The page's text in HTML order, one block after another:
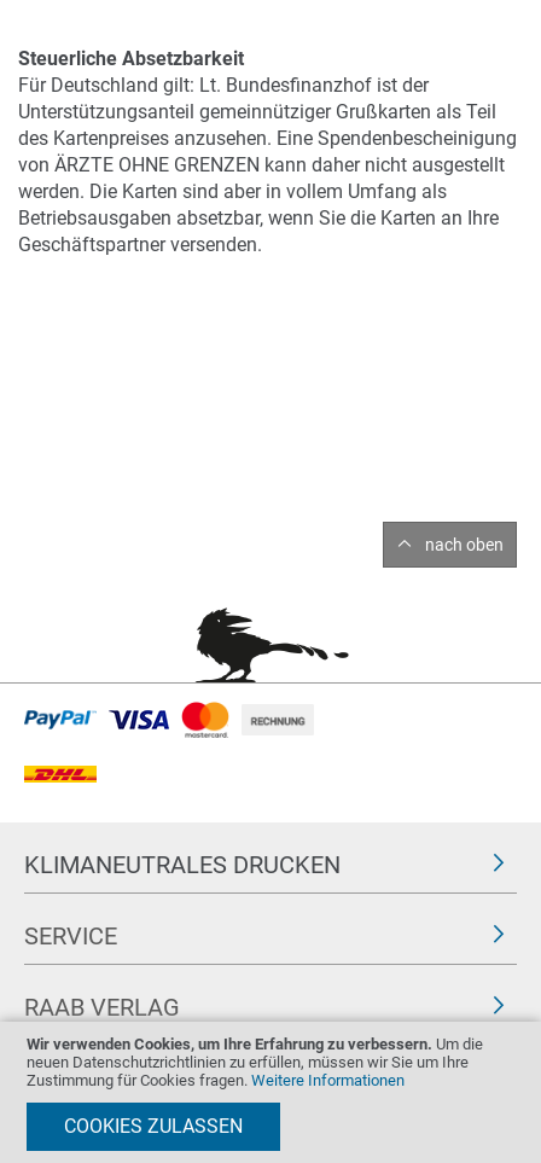
Wir verwenden Cookies, um Ihre Erfahrung zu verbessern. Um die
neuen Datenschutzrichtlinien zu erfüllen, müssen wir Sie um Ihre
Zustimmung für Cookies fragen. Weitere Informationen
COOKIES ZULASSEN
Steuerliche Absetzbarkeit
Für Deutschland gilt: Lt. Bundesfinanzhof ist der
Unterstützungsanteil gemeinnütziger Grußkarten als Teil
des Kartenpreises anzusehen. Eine Spendenbescheinigung
von ÄRZTE OHNE GRENZEN kann daher nicht ausgestellt
werden. Die Karten sind aber in vollem Umfang als
Betriebsausgaben absetzbar, wenn Sie die Karten an Ihre
Geschäftspartner versenden.
nach oben
KLIMANEUTRALES DRUCKEN
SERVICE
RAAB VERLAG
FOLGEN SIE UNS ZERTIFIKATE